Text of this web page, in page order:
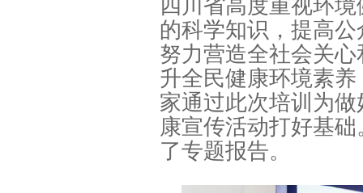
四川省高度重视环
的科学知识，提高
努力营造全社会关
升全民健康环境素
家通过此次培训为
康宣传活动打好基
了专题报告。